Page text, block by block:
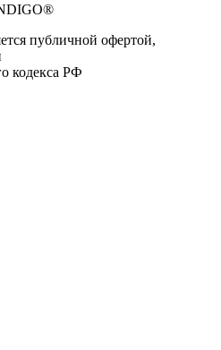
публичной офертой,
кодекса РФ